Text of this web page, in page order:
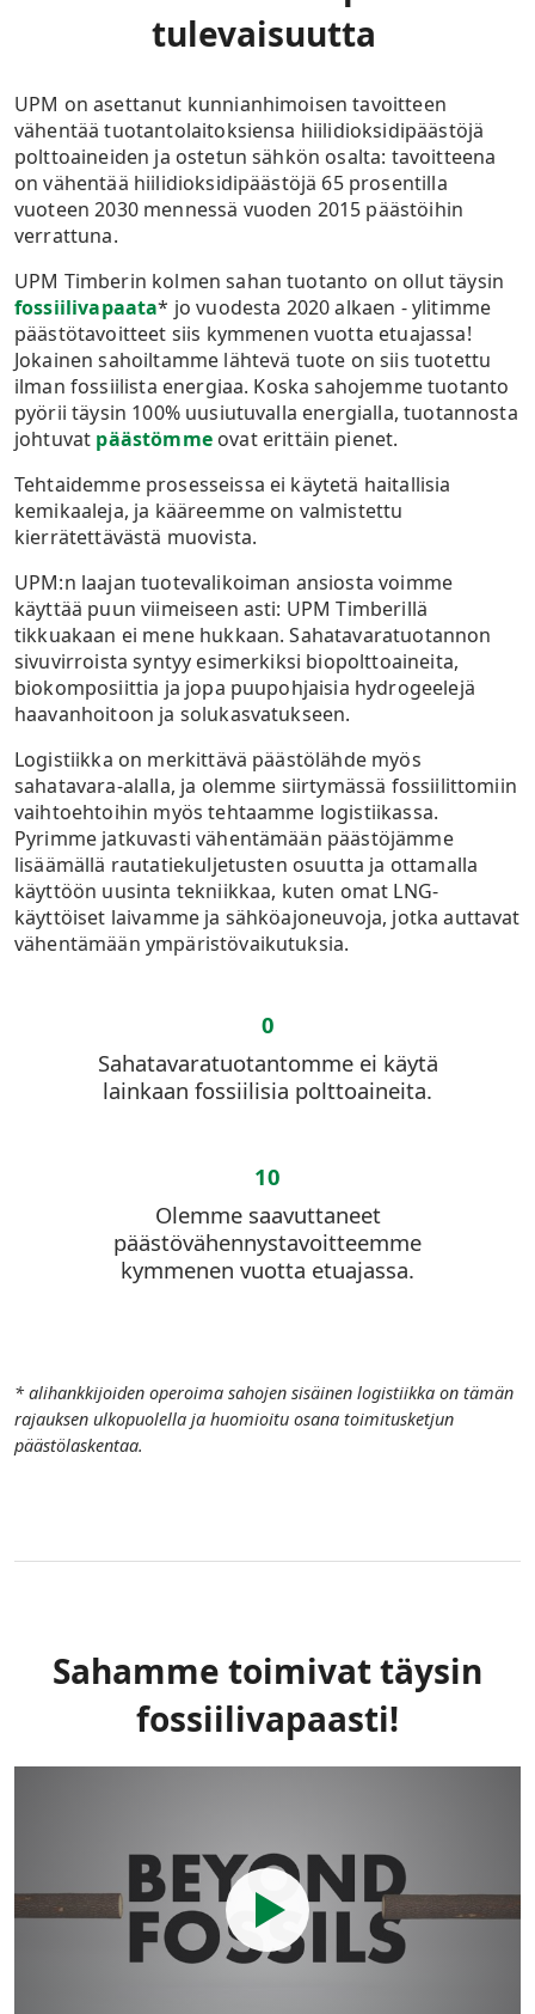
tulevaisuutta
UPM on asettanut kunnianhimoisen tavoitteen
vähentää tuotantolaitoksiensa hiilidioksidipäästöjä
polttoaineiden ja ostetun sähkön osalta: tavoitteena
on vähentää hiilidioksidipäästöjä 65 prosentilla
vuoteen 2030 mennessä vuoden 2015 päästöihin
verrattuna.
UPM Timberin kolmen sahan tuotanto on ollut täysin
fossiilivapaata* jo vuodesta 2020 alkaen - ylitimme
päästötavoitteet siis kymmenen vuotta etuajassa!
Jokainen sahoiltamme lähtevä tuote on siis tuotettu
ilman fossiilista energiaa. Koska sahojemme tuotanto
pyörii täysin 100% uusiutuvalla energialla, tuotannosta
johtuvat päästömmeovat erittäin pienet.
Tehtaidemme prosesseissa ei käytetä haitallisia
kemikaaleja, ja kääreemme on valmistettu
kierrätettävästä muovista.
UPM:n laajan tuotevalikoiman ansiosta voimme
käyttää puun viimeiseen asti: UPM Timberillä
tikkuakaan ei mene hukkaan. Sahatavaratuotannon
sivuvirroista syntyy esimerkiksi biopolttoaineita,
biokomposiittia ja jopa puupohjaisia hydrogeelejä
haavanhoitoon ja solukasvatukseen.
Logistiikka on merkittävä päästölähde myös
sahatavara-alalla, ja olemme siirtymässä fossiilittomiin
vaihtoehtoihin myös tehtaamme logistiikassa.
Pyrimme jatkuvasti vähentämään päästöjämme
lisäämällä rautatiekuljetusten osuutta ja ottamalla
käyttöön uusinta tekniikkaa, kuten omat LNG-
käyttöiset laivamme ja sähköajoneuvoja, jotka auttavat
vähentämään ympäristövaikutuksia.
0
Sahatavaratuotantomme ei käytä
lainkaan fossiilisia polttoaineita.
10
Olemme saavuttaneet
päästövähennystavoitteemme
kymmenen vuotta etuajassa.
* alihankkijoiden operoima sahojen sisäinen logistiikka on tämän
rajauksen ulkopuolella ja huomioitu osana toimitusketjun
päästölaskentaa.
Sahamme toimivat täysin
fossiilivapaasti!